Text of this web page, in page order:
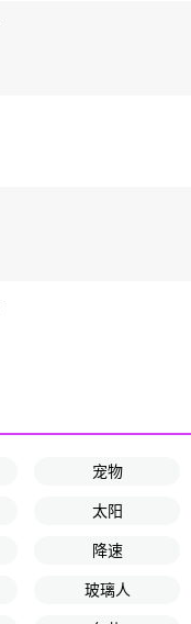
宠物
太阳
降速
玻璃人